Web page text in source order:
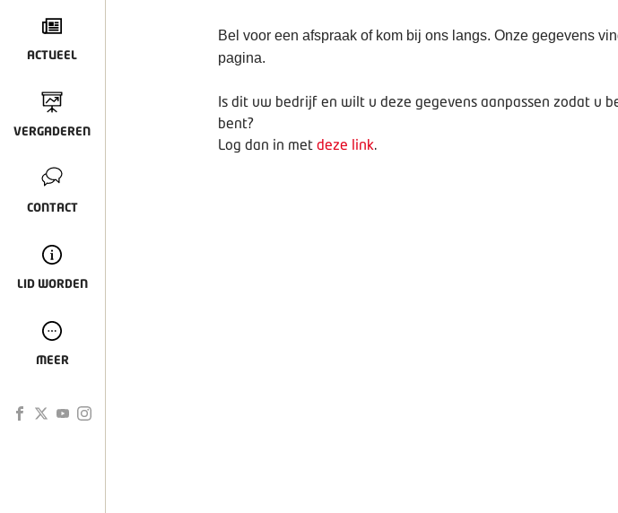
ACTUEEL
VERGADEREN
CONTACT
LID WORDEN
MEER
Bel voor een afspraak of kom bij ons langs. Onze gegevens
pagina.
Is dit uw bedrijf en wilt u deze gegevens aanpassen zodat u
bent?
Log dan in met deze link.